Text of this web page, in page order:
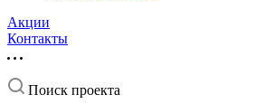
Акции
Контакты
Поиск проекта